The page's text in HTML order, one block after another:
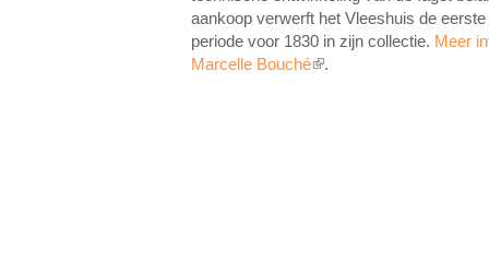
aankoop verwerft het Vleeshuis de
periode voor 1830 in zijn collectie. Meer
Marcelle Bouché(link is external)
.